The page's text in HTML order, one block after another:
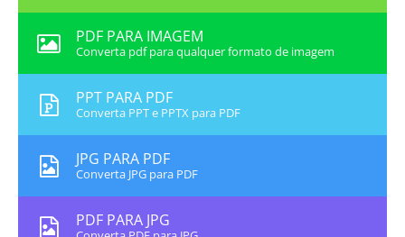
PDF PARA IMAGEM
Converta pdf para qualquer formato de imagem
PPT PARA PDF
Converta PPT e PPTX para PDF
JPG PARA PDF
Converta JPG para PDF
PDF PARA JPG